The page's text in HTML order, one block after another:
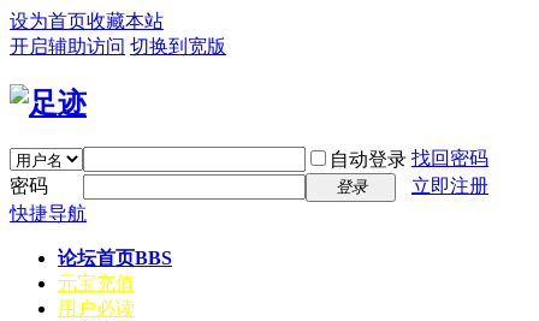
设为首页收藏本站
开启辅助访问 切换到宽版
自动登录 找回密码
密码
登录
立即注册
快捷导航
论坛首页BBS
元宝充值
用户必读